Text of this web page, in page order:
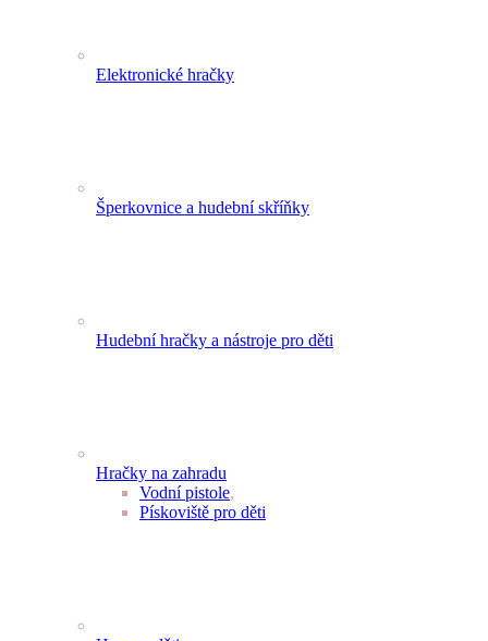
Elektronické hračky
Šperkovnice a hudební skříňky
Hudební hračky a nástroje pro děti
Hračky na zahradu
Vodní pistole,
Pískoviště pro děti